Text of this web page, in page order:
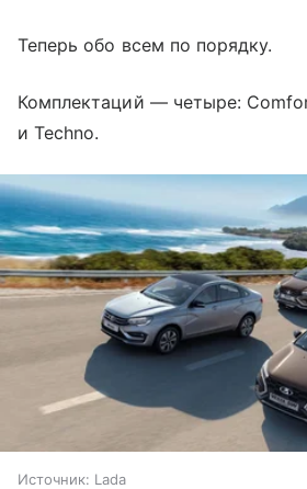
Теперь обо всем по порядку.
Комплектаций — четыре:
и Techno.
Источник: Lada